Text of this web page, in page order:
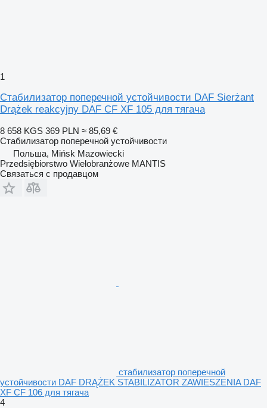
1
Стабилизатор поперечной устойчивости DAF Sierżant
Drążek reakcyjny DAF CF XF 105 для тягача
8 658 KGS 369 PLN ≈ 85,69 €
Стабилизатор поперечной устойчивости
Польша, Mińsk Mazowiecki
Przedsiębiorstwo Wielobranżowe MANTIS
Связаться с продавцом
стабилизатор поперечной
устойчивости DAF DRĄŻEK STABILIZATOR ZAWIESZENIA DAF
XF CF 106 для тягача
4